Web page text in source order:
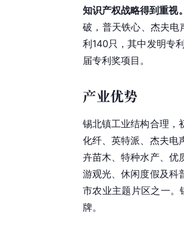
知识产权战略得到重视
破， 普天铁心 、杰夫
利140只，其中发明专
届专利奖项目。
产业优势
锡北镇工业结构合理，
化纤、英特派、杰夫电
卉苗木、特种水产、优
游观光、休闲度假及科
市农业主题片区之一。
牌。